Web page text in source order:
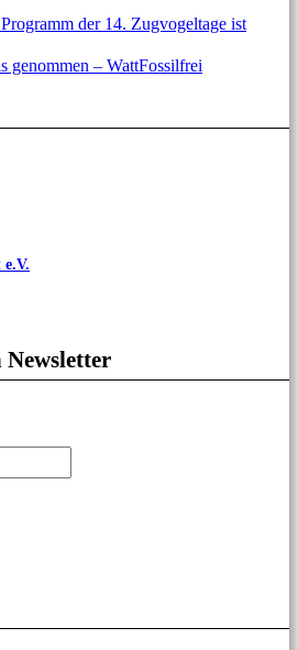
der 14. Zugvogeltage ist
genommen – WattFossilfrei
Newsletter